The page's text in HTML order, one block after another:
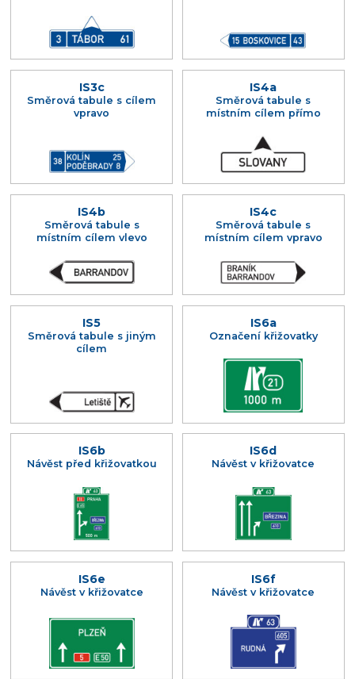
IS3c
Směrová tabule s cílem
vpravo
IS4a
Směrová tabule s
místním cílem přímo
IS4b
Směrová tabule s
místním cílem vlevo
IS4c
Směrová tabule s
místním cílem vpravo
IS5
Směrová tabule s jiným
cílem
IS6a
Označení křižovatky
IS6b
Návěst před křižovatkou
IS6d
Návěst v křižovatce
IS6e
Návěst v křižovatce
IS6f
Návěst v křižovatce